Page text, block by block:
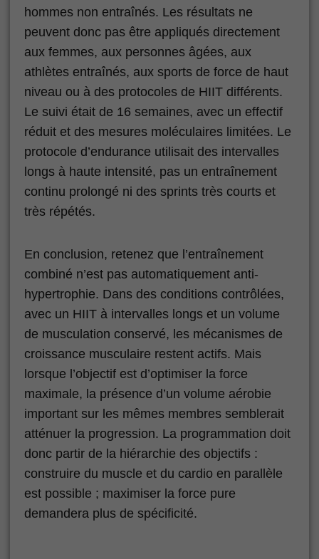
hommes non entraînés. Les résultats ne
peuvent donc pas être appliqués directement
aux femmes, aux personnes âgées, aux
athlètes entraînés, aux sports de force de haut
niveau ou à des protocoles de HIIT différents.
Le suivi était de 16 semaines, avec un effectif
réduit et des mesures moléculaires limitées. Le
protocole d’endurance utilisait des intervalles
longs à haute intensité, pas un entraînement
continu prolongé ni des sprints très courts et
très répétés.
En conclusion, retenez que l’entraînement
combiné n’est pas automatiquement anti-
hypertrophie. Dans des conditions contrôlées,
avec un HIIT à intervalles longs et un volume
de musculation conservé, les mécanismes de
croissance musculaire restent actifs. Mais
lorsque l’objectif est d’optimiser la force
maximale, la présence d’un volume aérobie
important sur les mêmes membres semblerait
atténuer la progression. La programmation doit
donc partir de la hiérarchie des objectifs :
construire du muscle et du cardio en parallèle
est possible ; maximiser la force pure
demandera plus de spécificité.